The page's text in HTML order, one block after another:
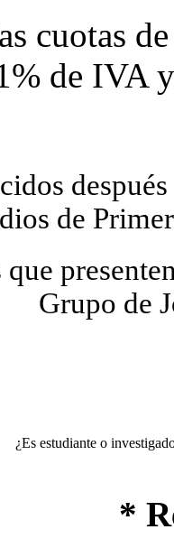
cuotas
de IVA
de
Grupo de
¿Es estudiante o
*